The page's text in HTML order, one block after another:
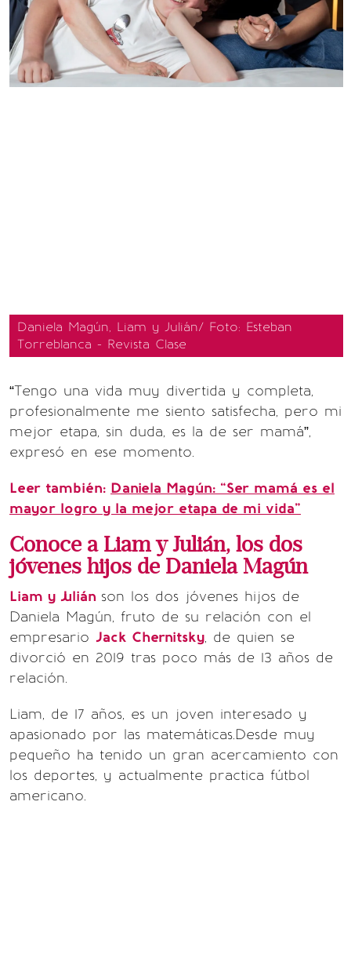
Daniela Magún, Liam y Julián/ Foto: Esteban
Torreblanca - Revista Clase
“Tengo una vida muy divertida y completa,
profesionalmente me siento satisfecha, pero mi
mejor etapa, sin duda, es la de ser mamá”,
expresó en ese momento.
Leer también: Daniela Magún: “Ser mamá es el
mayor logro y la mejor etapa de mi vida”
Conoce a Liam y Julián, los dos
jóvenes hijos de Daniela Magún
Liam y Julián son los dos jóvenes hijos de
Daniela Magún, fruto de su relación con el
empresario Jack Chernitsky, de quien se
divorció en 2019 tras poco más de 13 años de
relación.
Liam, de 17 años, es un joven interesado y
apasionado por las matemáticas.Desde muy
pequeño ha tenido un gran acercamiento con
los deportes, y actualmente practica fútbol
americano.